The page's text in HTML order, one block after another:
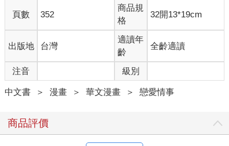
頁數 352
商品規
格
32開13*19cm
出版地 台灣
適讀年
齡
全齡適讀
注音 級別
中文書 ＞ 漫畫 ＞ 華文漫畫 ＞ 戀愛情事
商品評價